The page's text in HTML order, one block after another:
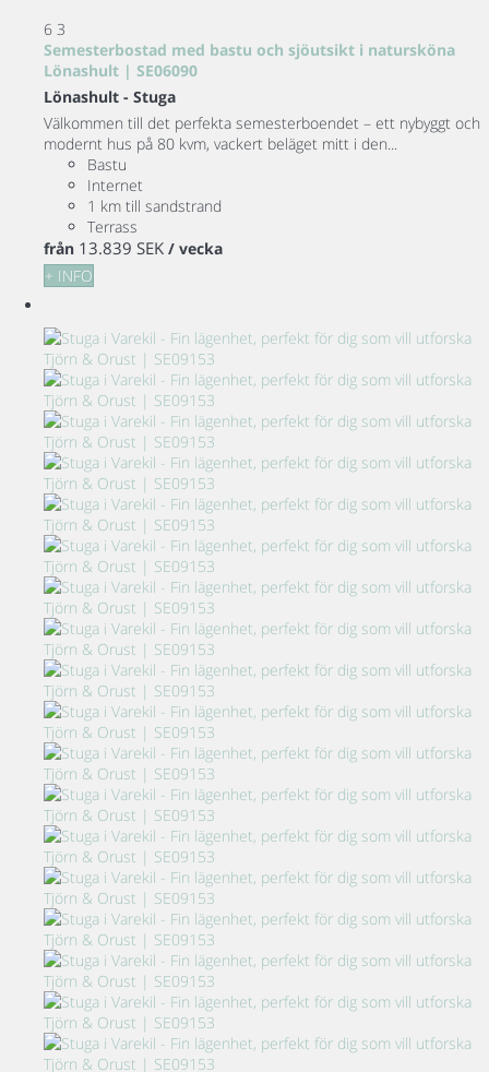
6 3
Semesterbostad med bastu och sjöutsikt i natursköna
Lönashult | SE06090
Lönashult - Stuga
Välkommen till det perfekta semesterboendet – ett nybyggt och
modernt hus på 80 kvm, vackert beläget mitt i den...
Bastu
Internet
1 km till sandstrand
Terrass
från 13.839 SEK / vecka
+ INFO